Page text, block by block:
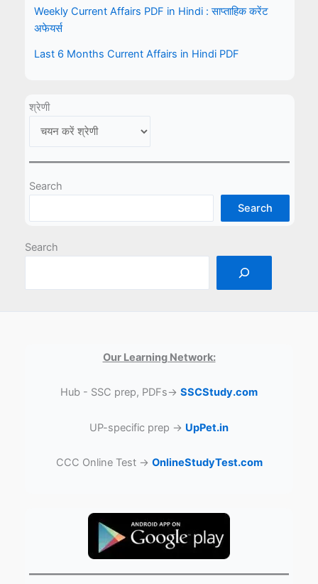
Weekly Current Affairs PDF in Hindi : साप्ताहिक करेंट
अफेयर्स
Last 6 Months Current Affairs in Hindi PDF
श्रेणी
Search
Search
Search
Our Learning Network:
Hub - SSC prep, PDFs→ SSCStudy.com
UP-specific prep → UpPet.in
CCC Online Test → OnlineStudyTest.com